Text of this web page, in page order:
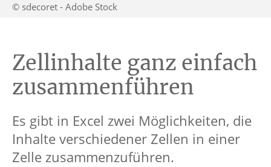
© sdecoret - Adobe Stock
Zellinhalte ganz einfach
zusammenführen
Es gibt in Excel zwei Möglichkeiten, die
Inhalte verschiedener Zellen in einer
Zelle zusammenzuführen.